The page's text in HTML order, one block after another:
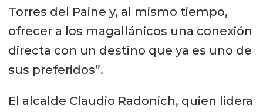
Torres del Paine y, al mismo tiempo,
ofrecer a los magallánicos una conexión
directa con un destino que ya es uno de
sus preferidos”.
El alcalde Claudio Radonich, quien lidera